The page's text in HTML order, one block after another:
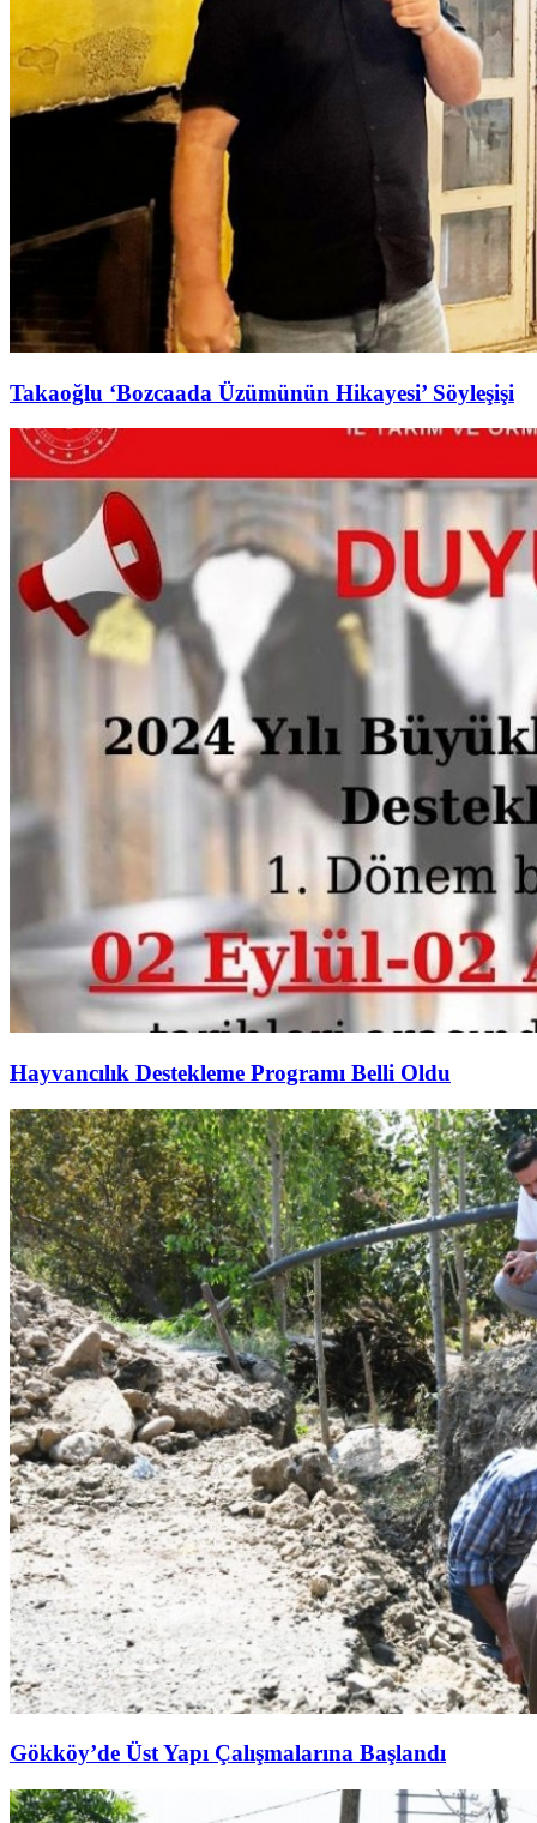
Takaoğlu ‘Bozcaada Üzümünün Hikayesi’ Söyleşişi
Hayvancılık Destekleme Programı Belli Oldu
Gökköy’de Üst Yapı Çalışmalarına Başlandı